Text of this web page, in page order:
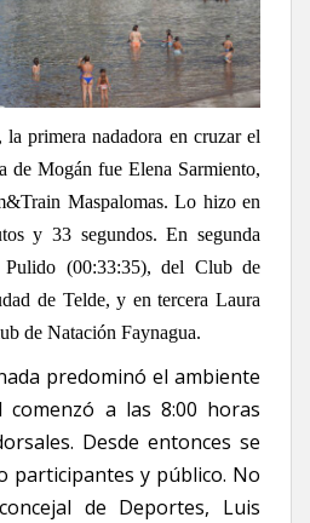
primera nadadora en cruzar el
de Mogán fue Elena Sarmiento,
Maspalomas. Lo hizo en
y 33 segundos. En segunda
Pulido (00:33:35), del Club de
de Telde, y en tercera Laura
de Natación Faynagua.
predominó el ambiente
comenzó a las 8:00 horas
Desde entonces se
participantes y público. No
de Deportes, Luis